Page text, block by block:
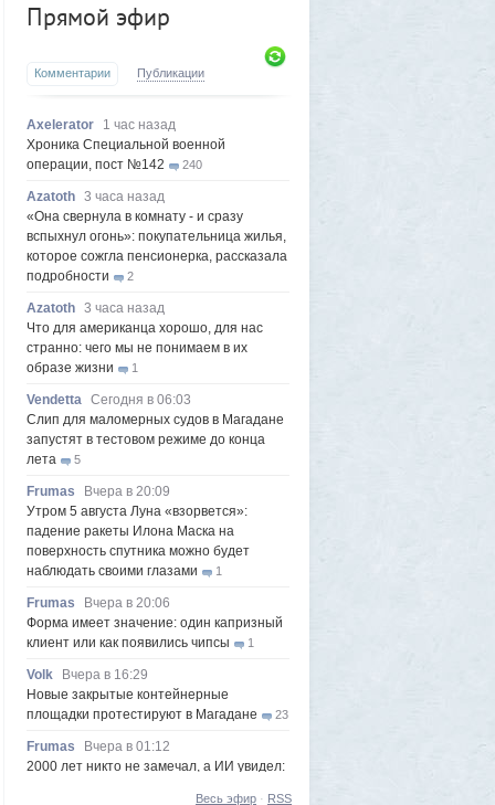
Прямой эфир
Комментарии Публикации
Axelerator
1 час назад
Хроника Специальной военной
операции, пост №142
240
Azatoth 3 часа назад
«Она свернула в комнату - и сразу
вспыхнул огонь»: покупательница жилья,
которое сожгла пенсионерка, рассказала
подробности
2
Azatoth 3 часа назад
Что для американца хорошо, для нас
странно: чего мы не понимаем в их
образе жизни
1
Vendetta Сегодня в 06:03
Слип для маломерных судов в Магадане
запустят в тестовом режиме до конца
лета
5
Frumas
Вчера в 20:09
Утром 5 августа Луна «взорвется»:
падение ракеты Илона Маска на
поверхность спутника можно будет
наблюдать своими глазами
1
Frumas
Вчера в 20:06
Форма имеет значение: один капризный
клиент или как появились чипсы
1
Volk
Вчера в 16:29
Новые закрытые контейнерные
площадки протестируют в Магадане
23
Frumas
Вчера в 01:12
2000 лет никто не замечал, а ИИ увидел:
Весь эфир · RSS